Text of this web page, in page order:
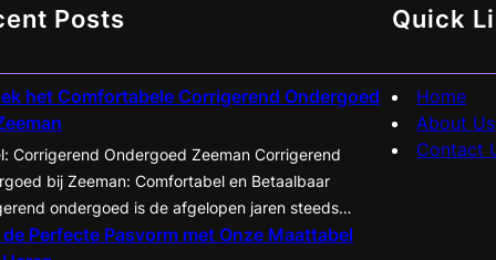
Posts
het Comfortabele Corrigerend Ondergoed
Corrigerend Ondergoed Zeeman Corrigerend
bij Zeeman: Comfortabel en Betaalbaar
ondergoed is de afgelopen jaren steeds
geworden onder zowel mannen als vrouwen.
Perfecte Pasvorm met Onze Maattabel
Quick
Home
About Us
Contact